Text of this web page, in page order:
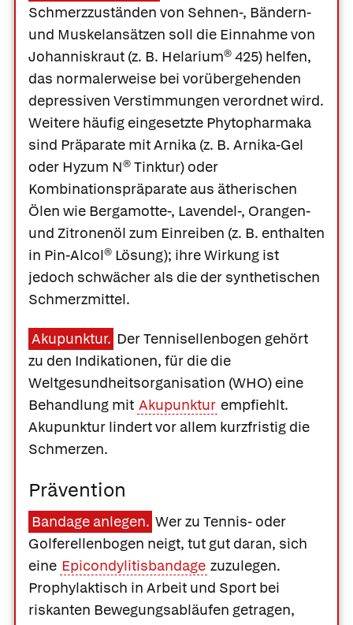
Schmerzzuständen von Sehnen-, Bändern-
und Muskelansätzen soll die Einnahme von
Johanniskraut (z. B. Helarium® 425) helfen,
das normalerweise bei vorübergehenden
depressiven Verstimmungen verordnet wird.
Weitere häufig eingesetzte Phytopharmaka
sind Präparate mitArnika (z. B. Arnika-Gel
oder Hyzum N® Tinktur) oder
Kombinationspräparate aus ätherischen
Ölen wie Bergamotte-, Lavendel-, Orangen-
und Zitronenöl zum Einreiben (z. B. enthalten
in Pin-Alcol® Lösung); ihre Wirkung ist
jedoch schwächer als die der synthetischen
Schmerzmittel.
Akupunktur. Der Tennisellenbogen gehört
zu den Indikationen, für die die
Weltgesundheitsorganisation (WHO) eine
Behandlung mit Akupunktur empfiehlt.
Akupunktur lindert vor allem kurzfristig die
Schmerzen.
Prävention
Bandage anlegen. Wer zu Tennis- oder
Golferellenbogen neigt, tut gut daran, sich
eine Epicondylitisbandage zuzulegen.
Prophylaktisch in Arbeit und Sport bei
riskanten Bewegungsabläufen getragen,